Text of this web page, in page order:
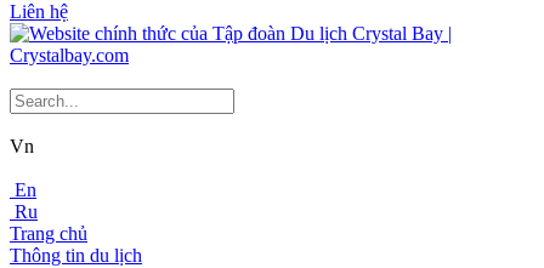
Liên hệ
Vn
En
Ru
Trang chủ
Thông tin du lịch